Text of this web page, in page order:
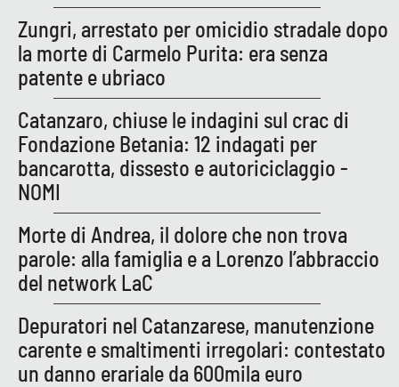
Zungri, arrestato per omicidio stradale dopo
la morte di Carmelo Purita: era senza
patente e ubriaco
Catanzaro, chiuse le indagini sul crac di
Fondazione Betania: 12 indagati per
bancarotta, dissesto e autoriciclaggio -
NOMI
Morte di Andrea, il dolore che non trova
parole: alla famiglia e a Lorenzo l’abbraccio
del network LaC
Depuratori nel Catanzarese, manutenzione
carente e smaltimenti irregolari: contestato
un danno erariale da 600mila euro